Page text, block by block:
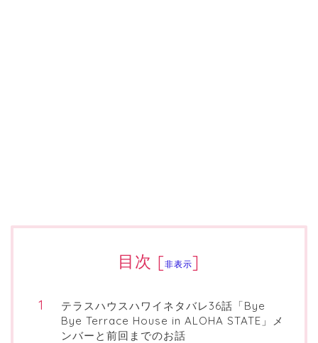
目次 [非表示]
テラスハウスハワイネタバレ36話「Bye
Bye Terrace House in ALOHA STATE」メ
ンバーと前回までのお話